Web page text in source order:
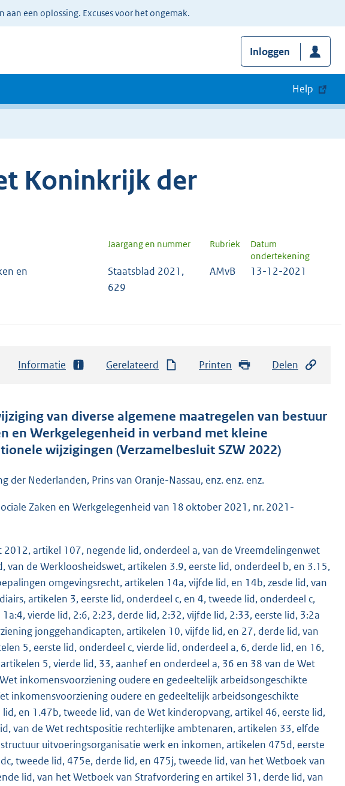
een oplossing. Excuses voor het ongemak.
Inloggen
Help
Koninkrijk der
Jaargang en nummer Rubriek
Datum
ondertekening
en
Staatsblad 2021,
629
AMvB 13-12-2021
Informatie Gerelateerd Printen Delen
van diverse algemene maatregelen van bestuur
en Werkgelegenheid in verband met kleine
wijzigingen (Verzamelbesluit SZW 2022)
der Nederlanden, Prins van Oranje-Nassau, enz. enz. enz.
Zaken en Werkgelegenheid van 18 oktober 2021, nr. 2021-
artikel 107, negende lid, onderdeel a, van de Vreemdelingenwet
de Werkloosheidswet, artikelen 3.9, eerste lid, onderdeel b, en 3.15,
omgevingsrecht, artikelen 14a, vijfde lid, en 14b, zesde lid, van
artikelen 3, eerste lid, onderdeel c, en 4, tweede lid, onderdeel c,
vierde lid, 2:6, 2:23, derde lid, 2:32, vijfde lid, 2:33, eerste lid, 3:2a
jonggehandicapten, artikelen 10, vijfde lid, en 27, derde lid, van
5, eerste lid, onderdeel c, vierde lid, onderdeel a, 6, derde lid, en 16,
5, vierde lid, 33, aanhef en onderdeel a, 36 en 38 van de Wet
inkomensvoorziening oudere en gedeeltelijk arbeidsongeschikte
inkomensvoorziening oudere en gedeeltelijk arbeidsongeschikte
en 1.47b, tweede lid, van de Wet kinderopvang, artikel 46, eerste lid,
van de Wet rechtspositie rechterlijke ambtenaren, artikelen 33, elfde
uitvoeringsorganisatie werk en inkomen, artikelen 475d, eerste
tweede lid, 475e, derde lid, en 475j, tweede lid, van het Wetboek van
lid, van het Wetboek van Strafvordering en artikel 31, derde lid, van